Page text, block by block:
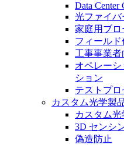
Data Center
光ファイ
家庭用ブ
フィール
工事事業
オペレー
ション
テストプロ
カスタム光学製
カスタム
3D センシ
偽造防止